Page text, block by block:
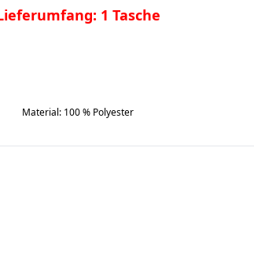
1 Tasche
Material: 100 % Polyester